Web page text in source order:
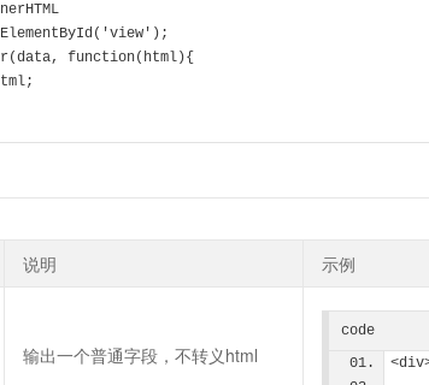
function(html){
说明 示例
输出一个普通字段，不转义html
code